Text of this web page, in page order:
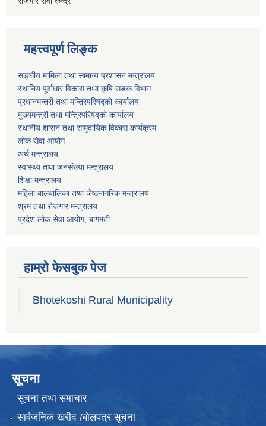
महत्त्वपूर्ण लिङ्क
सङ्घीय मामिला तथा सामान्य प्रशासन मन्त्रालय
स्थानिय पूर्वाधार विकास तथा कृषि सडक विभाग
प्रधानमन्त्री तथा मन्त्रिपरिषद्को कार्यालय
मुख्यमन्त्री तथा मन्त्रिपरिषद्को कार्यालय
स्थानीय शासन तथा सामुदायिक विकास कार्यक्रम
लोक सेवा आयोग
अर्थ मन्त्रालय
स्वास्थ्य तथा जनस‌ंख्या मन्त्रालय
शिक्षा मन्त्रालय
महिला बालबालिका तथा जेष्ठनागरिक मन्त्रालय
श्रम तथा राेजगार मन्त्रालय
प्रदेश लोक सेवा आयाेग, बागमती
हाम्रो फेसबुक पेज
Bhotekoshi Rural Municipality
सूचना
सूचना तथा समाचार
सार्वजनिक खरीद /बोलपत्र सूचना